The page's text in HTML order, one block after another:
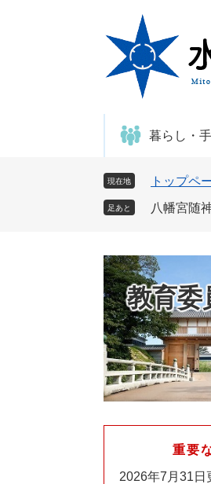
暮らし・
現在地 トップペ
足あと 八幡宮随
教育委
重要
2026年7月31日